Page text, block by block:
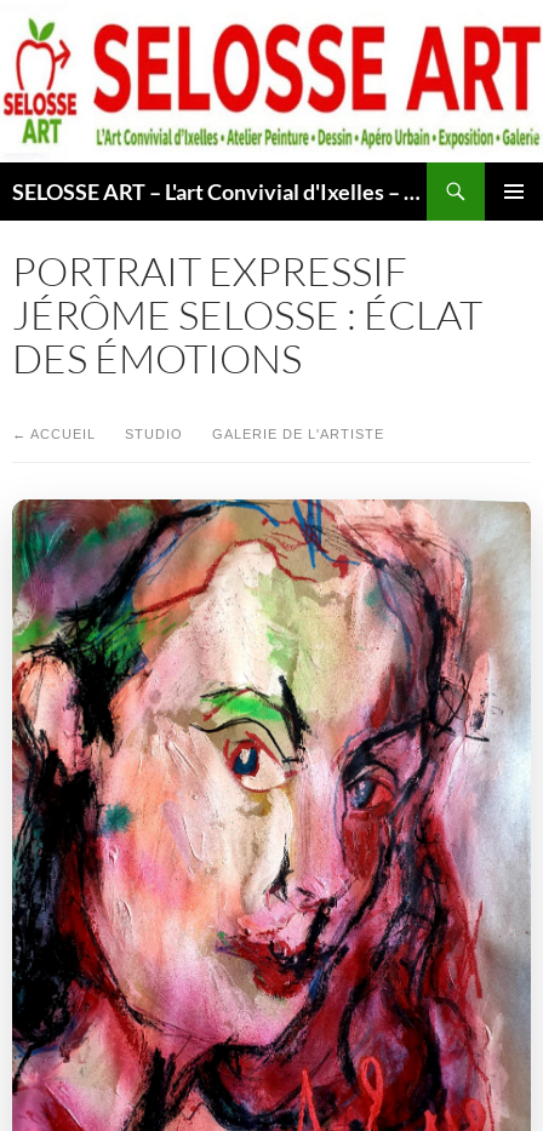
Aller
au
contenu
SELOSSE ART – L'art Convivial d'Ixelles – Atelier & Cours Peinture – Dessin – Apéro Urbain -Exposition – Galerie – Bruxelles
PORTRAIT EXPRESSIF
JÉRÔME SELOSSE : ÉCLAT
DES ÉMOTIONS
← ACCUEIL STUDIO GALERIE DE L'ARTISTE